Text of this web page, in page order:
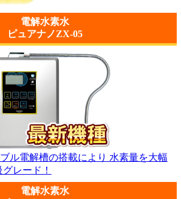
電解水素水
ピュアナノZX-05
ル電解槽の搭載により 水素量を大幅
レード！
電解水素水